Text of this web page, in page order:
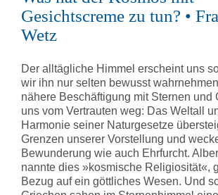
Gesichtscreme zu tun? •
Wetz
Der alltägliche Himmel erscheint uns
wir ihn nur selten bewusst
nähere Beschäftigung mit Sternen und
uns vom Vertrauten weg: Das Weltall
Harmonie seiner Naturgesetze
Grenzen unserer Vorstellung und
Bewunderung wie auch Ehrfurcht.
nannte dies »kosmische Religiosität«,
Bezug auf ein göttliches Wesen. Und